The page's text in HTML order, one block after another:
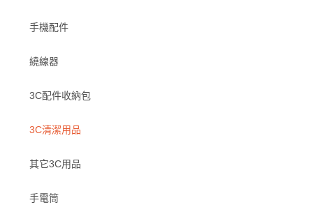
手機配件
繞線器
3C配件收納包
3C清潔用品
其它3C用品
手電筒